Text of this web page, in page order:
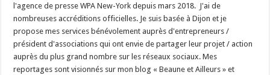
l'agence de presse WPA New-York depuis mars 2018. J'ai de
nombreuses accréditions officielles. Je suis basée à Dijon et je
propose mes services bénévolement auprès d'entrepreneurs /
président d'associations qui ont envie de partager leur projet / action
auprès du plus grand nombre sur les réseaux sociaux. Mes
reportages sont visionnés sur mon blog « Beaune et Ailleurs » et